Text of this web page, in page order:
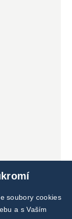
soubory cookies
a s Vaším